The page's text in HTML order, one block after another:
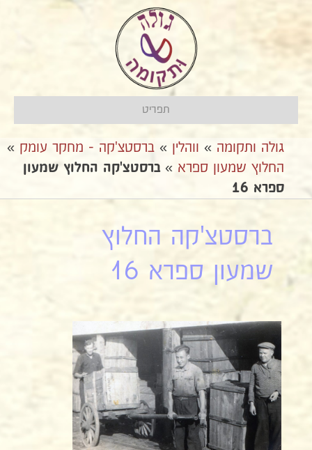
תפריט
גולה ותקומה » ווהלין » ברסטצ'קה - מחקר עומק »
החלוץ שמעון ספרא »ברסטצ'קה החלוץ שמעון
ספרא 16
ברסטצ'קה החלוץ
שמעון ספרא 16